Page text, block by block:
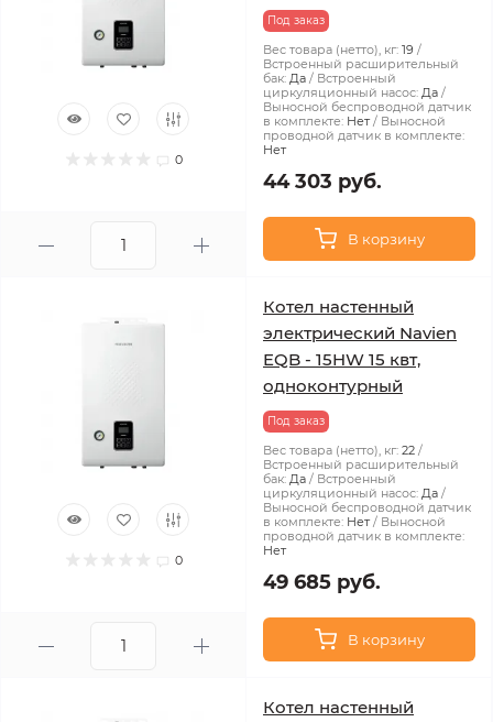
0
Под заказ
Вес товара (нетто), кг: 19
Встроенный расширительный
бак: Да
Встроенный
циркуляционный насос: Да
Выносной беспроводной датчик
в комплекте: Нет
Выносной
проводной датчик в комплекте:
Нет
44 303 руб.
В корзину
0
Котел настенный
электрический Navien
EQB - 15HW 15 квт,
одноконтурный
Под заказ
Вес товара (нетто), кг: 22
Встроенный расширительный
бак: Да
Встроенный
циркуляционный насос: Да
Выносной беспроводной датчик
в комплекте: Нет
Выносной
проводной датчик в комплекте:
Нет
49 685 руб.
В корзину
Котел настенный